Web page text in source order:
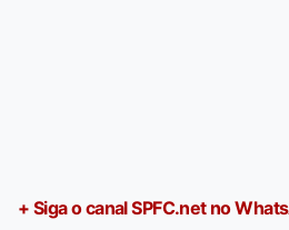
+ Siga o canal SPFC.net no